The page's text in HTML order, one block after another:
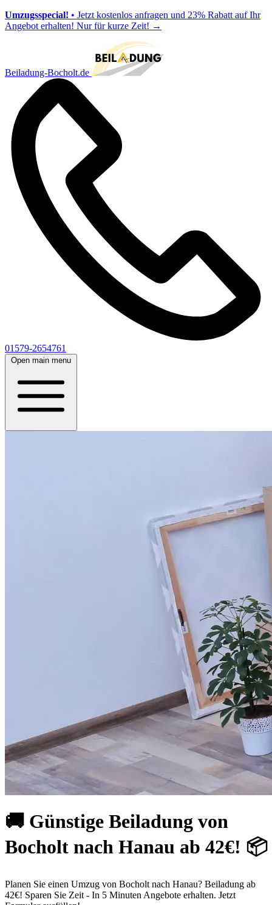
Umzugsspecial! • Jetzt kostenlos anfragen und 23% Rabatt auf Ihr
Angebot erhalten! Nur für kurze Zeit! →
Beiladung-Bocholt.de
01579-2654761
Open main menu
🚚 Günstige Beiladung von
Bocholt nach Hanau ab 42€! 📦
Planen Sie einen Umzug von Bocholt nach Hanau? Beiladung ab
42€! Sparen Sie Zeit - In 5 Minuten Angebote erhalten. Jetzt